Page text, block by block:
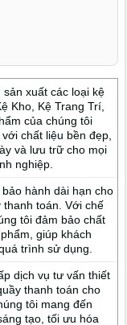
sản xuất các loại kệ
Kho, Kệ Trang Trí,
của chúng tôi
chất liệu bền đẹp,
và lưu trữ cho mọi
nghiệp.
bảo hành dài hạn cho
thanh toán. Với chế
tôi đảm bảo chất
giúp khách
trình sử dụng.
dịch vụ tư vấn thiết
thanh toán cho
tôi mang đến
tạo, tối ưu hóa